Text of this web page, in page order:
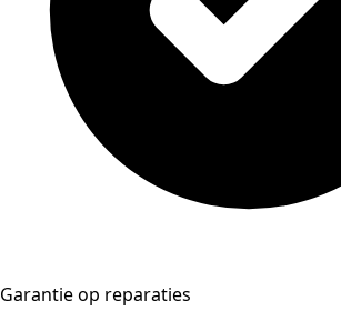
Garantie op reparaties